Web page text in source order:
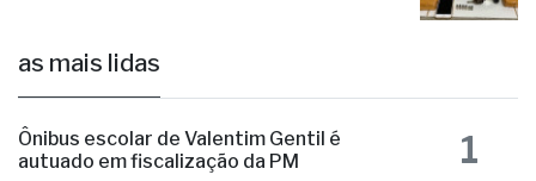
as mais lidas
Ônibus escolar de Valentim Gentil é
autuado em fiscalização da PM
1